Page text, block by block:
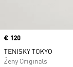
Price
€ 120
TENISKY TOKYO
Ženy Originals